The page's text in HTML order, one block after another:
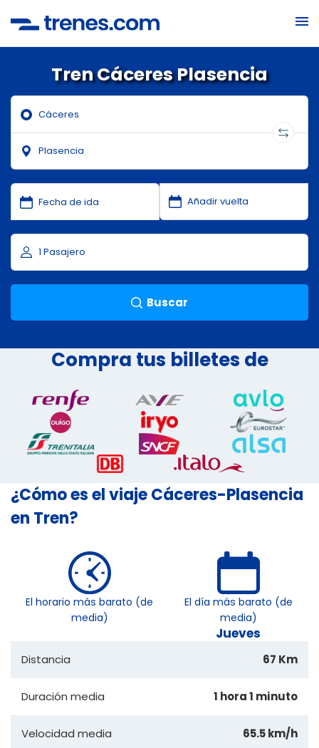
Tren Cáceres Plasencia
Buscar
Compra tus billetes de
¿Cómo es el viaje Cáceres-Plasencia
en Tren?
El horario más barato (de
media)
El día más barato (de
media)
Jueves
Distancia 67 Km
Duración media 1 hora 1 minuto
Velocidad media 65.5 km/h